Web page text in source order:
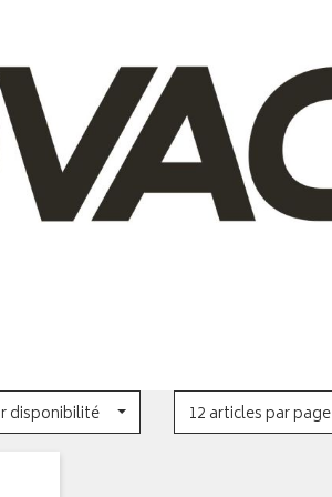
disponibilité 12 articles par page